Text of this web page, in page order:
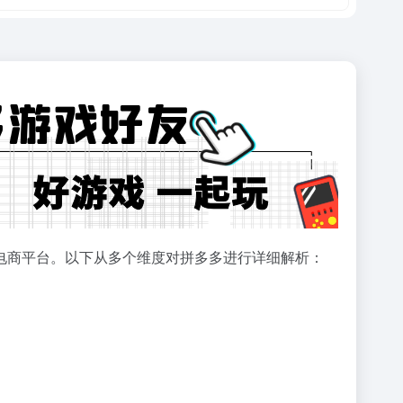
平台。以下从多个维度对拼多多进行详细解析：